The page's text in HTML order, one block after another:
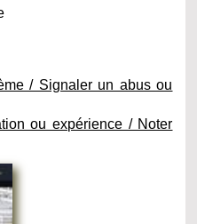
/ Signaler un abus ou
ou expérience / Noter